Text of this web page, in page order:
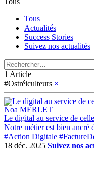
Tous
Actualités
Success Stories
Suivez nos actualités
1 Article
#Ostréiculteurs ×
Noa MERLET
Le digital au service de
Notre métier est bien ancré
#Action Digitale
18 déc. 2025 Suivez nos